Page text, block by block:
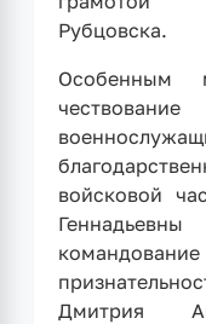
Рубцовска.
Особенным
войсковой
Дмитрия